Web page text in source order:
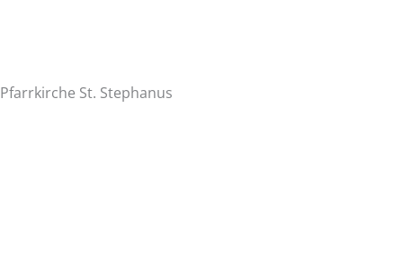
Pfarrkirche St. Stephanus